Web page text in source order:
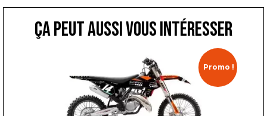
ça peut aussi vous intéresser
Promo !